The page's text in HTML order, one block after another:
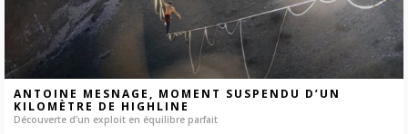
ANTOINE MESNAGE, MOMENT SUSPENDU D’UN
KILOMÈTRE DE HIGHLINE
Découverte d’un exploit en équilibre parfait